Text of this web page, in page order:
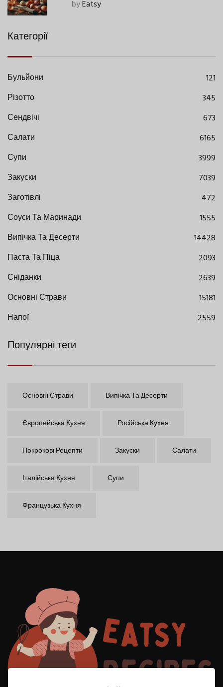
Сучасними Нюансами
byEatsy
Категорії
Бульйони
121
Різотто
345
Сендвічі
673
Салати
6165
Супи
3999
Закуски
7039
Заготівлі
472
Соуси Та Маринади
1555
Випічка Та Десерти
14428
Паста Та Піца
2093
Сніданки
2639
Основні Страви
15181
Напої
2559
Популярні теги
Основні Страви Випічка Та Десерти
Європейська Кухня Російська Кухня
Покрокові Рецепти Закуски Салати
Італійська Кухня Супи
Французька Кухня